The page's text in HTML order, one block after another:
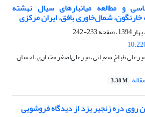
و مطالعه‌ میانبارهای سیال نهشته‌
شمال‌خاوری بافق، ایران مرکزی
233-242
طباخ شعبانی، میرعلی‌اصغر مختاری، احسان
3.38 M
روی دره زنجیر یزد از دیدگاه فروشویی